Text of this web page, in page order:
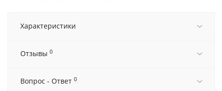
Характеристики
Отзывы 0
Вопрос - Ответ 0